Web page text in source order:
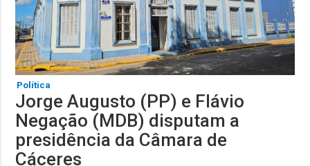
Política
Jorge Augusto (PP) e Flávio
Negação (MDB) disputam a
presidência da Câmara de
Cáceres